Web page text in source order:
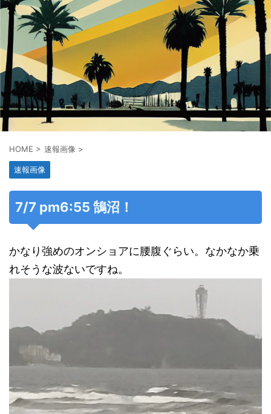
HOME > 速報画像 >
速報画像
7/7 pm6:55 鵠沼！
かなり強めのオンショアに腰腹ぐらい。なかなか乗
れそうな波ないですね。